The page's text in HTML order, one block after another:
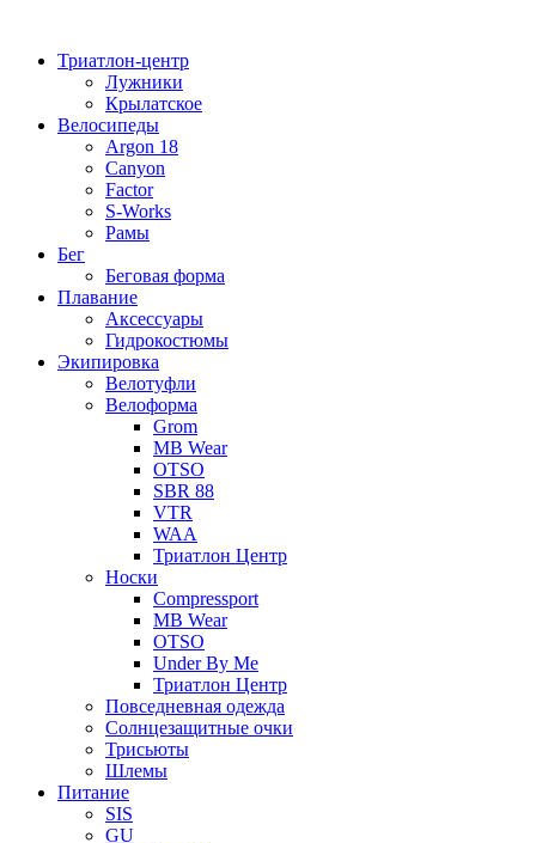
содержимому
Триатлон-центр
Лужники
Крылатское
Велосипеды
Argon 18
Canyon
Factor
S-Works
Рамы
Бег
Беговая форма
Плавание
Аксессуары
Гидрокостюмы
Экипировка
Велотуфли
Велоформа
Grom
MB Wear
OTSO
SBR 88
VTR
WAA
Триатлон Центр
Носки
Compressport
MB Wear
OTSO
Under By Me
Триатлон Центр
Повседневная одежда
Солнцезащитные очки
Трисьюты
Шлемы
Питание
SIS
GU